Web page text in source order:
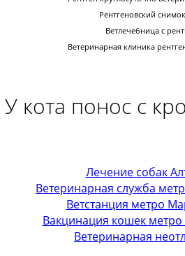
Рентгеновский
Ветлечебница с
Ветеринарная клиника
У кота понос с
Лечение собак
Ветеринарная служба
Ветстанция метро
Вакцинация кошек
Ветеринарная